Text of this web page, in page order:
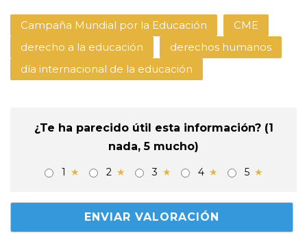
Campaña Mundial por la Educación
CME
derecho a la educación
derechos humanos
día internacional de la educación
¿Te ha parecido útil esta información? (1
nada, 5 mucho)
1 2 3 4 5